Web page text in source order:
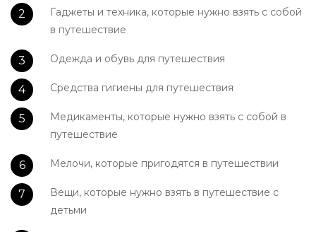
Гаджеты и техника, которые нужно взять с собой
в путешествие
Одежда и обувь для путешествия
Средства гигиены для путешествия
Медикаменты, которые нужно взять с собой в
путешествие
Мелочи, которые пригодятся в путешествии
Вещи, которые нужно взять в путешествие с
детьми